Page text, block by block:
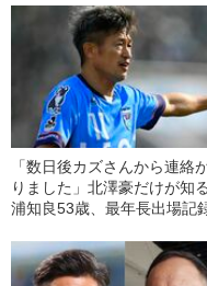
「数日後カズさんから連絡
りました」北澤豪だけが知
浦知良53歳、最年長出場記